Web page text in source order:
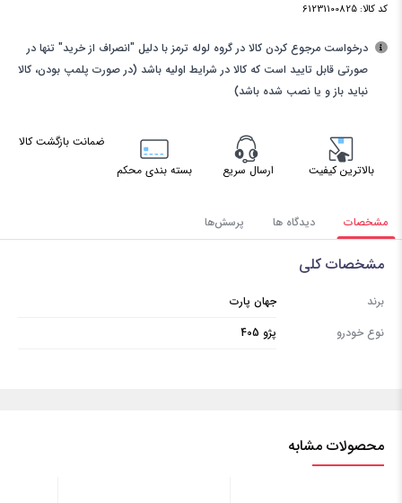
کد کالا: 61231100825
درخواست مرجوع کردن کالا در گروه لوله ترمز با دلیل "انصراف از خرید" تنها در
صورتی قابل تایید است که کالا در شرایط اولیه باشد (در صورت پلمپ بودن، کالا
نباید باز و یا نصب شده باشد)
بالاترین کیفیت ارسال سریع بسته بندی محکم
ضمانت بازگشت کالا
مشخصات دیدگاه ها پرسش‌ها
مشخصات کلی
برند
جهان پارت
نوع خودرو
پژو 405
محصولات مشابه